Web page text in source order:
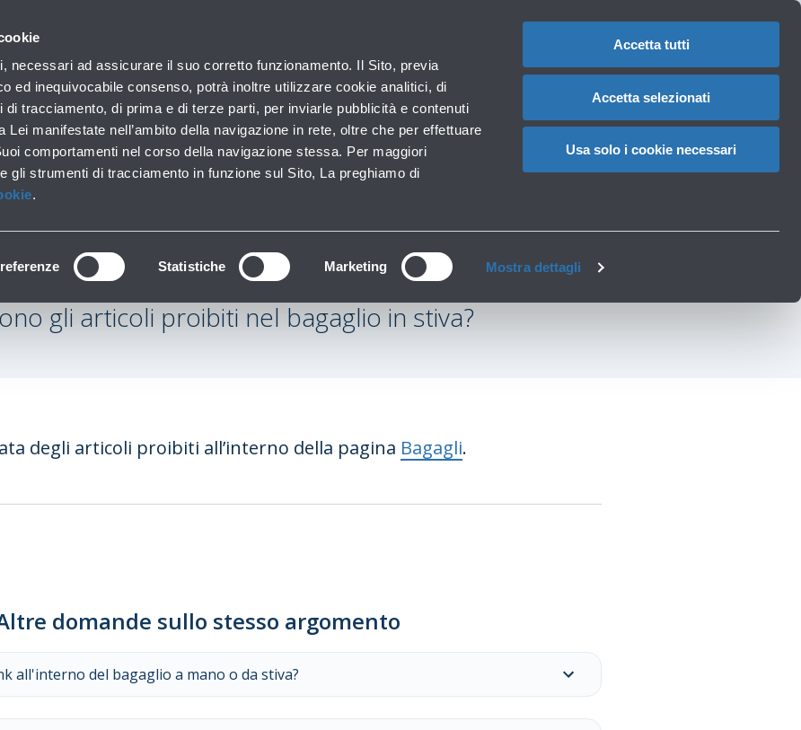
necessari ad assicurare il suo corretto funzionamento. Il Sito, previa
ed inequivocabile consenso, potrà inoltre utilizzare cookie analitici, di
di tracciamento, di prima e di terze parti, per inviarle pubblicità e contenuti
Lei manifestate nell’ambito della navigazione in rete, oltre che per effettuare
comportamenti nel corso della navigazione stessa. Per maggiori
gli strumenti di tracciamento in funzione sul Sito, La preghiamo di
.
Statistiche Marketing Mostra dettagli
Accetta tutti
Accetta selezionati
Usa solo i cookie necessari
CAMBIA
brevi e lunghe
Da e per l'aeroporto
Trasporti pubblici e auto
In aeroporto
Lounge, shopping e servizi
Necessità particolari
Accessibilità, Famiglie, Animali Carrello
gli articoli proibiti nel bagaglio in stiva?
degli articoli proibiti all’interno della pagina Bagagli.
domande sullo stesso argomento
all'interno del bagaglio a mano o da stiva?